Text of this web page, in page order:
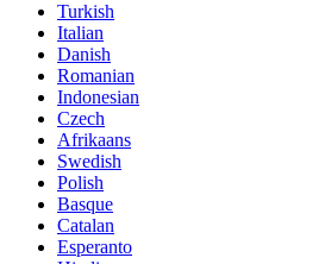
Turkish
Italian
Danish
Romanian
Indonesian
Czech
Afrikaans
Swedish
Polish
Basque
Catalan
Esperanto